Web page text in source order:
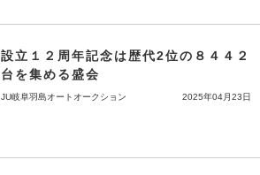
設立１２周年記念は歴代2位の８４４２
台を集める盛会
JU岐阜羽島オートオークション 2025年04月23日